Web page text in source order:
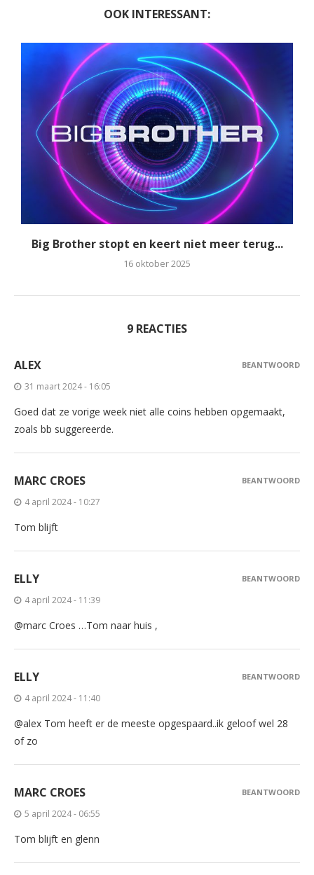
OOK INTERESSANT:
Big Brother stopt en keert niet meer terug...
16 oktober 2025
9 REACTIES
ALEX
31 maart 2024 - 16:05
Goed dat ze vorige week niet alle coins hebben opgemaakt,
zoals bb suggereerde.
BEANTWOORD
MARC CROES
4 april 2024 - 10:27
Tom blijft
BEANTWOORD
ELLY
4 april 2024 - 11:39
@marc Croes …Tom naar huis ,
BEANTWOORD
ELLY
4 april 2024 - 11:40
@alex Tom heeft er de meeste opgespaard..ik geloof wel 28
of zo
BEANTWOORD
MARC CROES
5 april 2024 - 06:55
Tom blijft en glenn
BEANTWOORD